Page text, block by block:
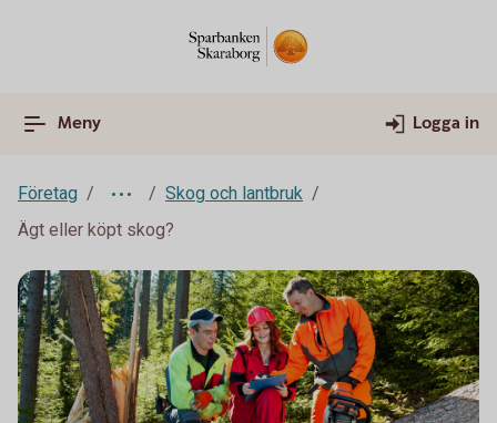
Meny Logga in
Företag
Skog och lantbruk
Ägt eller köpt skog?